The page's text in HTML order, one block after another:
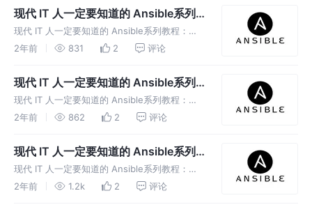
和依赖项的应用程序。该应用程序在您的系统上
平稳高效地运行
现代 IT 人一定要知道的 Ansible系列
教程：playbook详解（二）
现代 IT 人一定要知道的 Ansible系列教程：
playbook详解（二） 掘金2023年度人气创作者
提供了一个可重复、可重用、简单的配
2年前 831 2 评论
现代 IT 人一定要知道的 Ansible系列
教程：playbook
现代 IT 人一定要知道的 Ansible系列教程：
playbook 创建 playbook Playbook Play Task
文件，用
2年前 862 2 评论
现代 IT 人一定要知道的 Ansible系列
教程：Ansiable配置
现代 IT 人一定要知道的 Ansible系列教程：
Ansiable配置 配置文件 Ansible 中的某些设置
2年前 1.2k 2 评论